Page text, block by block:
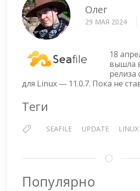
Олег
29 МАЯ 2024
18
вышла
релиза
для Linux — 11.0.7. Пока не
Теги
SEAFILE UPDATE LINUX
Популярно